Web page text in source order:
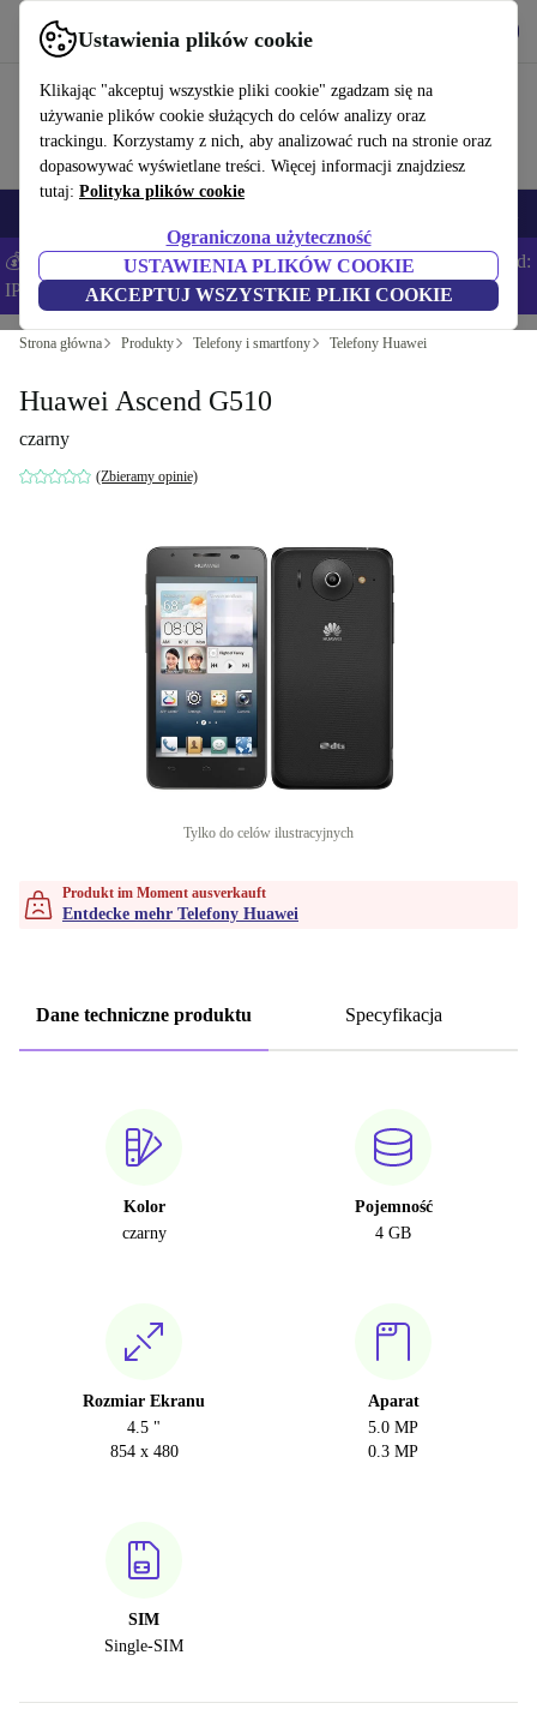
Ustawienia plików cookie
Klikając "akceptuj wszystkie pliki cookie" zgadzam się na
używanie plików cookie służących do celów analizy oraz
trackingu. Korzystamy z nich, aby analizować ruch na stronie oraz
dopasowywać wyświetlane treści. Więcej informacji znajdziesz
tutaj: Polityka plików cookie
Ograniczona użyteczność
USTAWIENIA PLIKÓW COOKIE
AKCEPTUJ WSZYSTKIE PLIKI COOKIE
Korzystaj z refurbed szybko i łatwo
💰Zaoszczędź DODATKOWE 5% na wszystkich iPhone’ach – Kod:
IPHONEDEAL –Regulamin
Strona główna Produkty Telefony i smartfony Telefony Huawei
Huawei Ascend G510
czarny
(Zbieramy opinie)
Tylko do celów ilustracyjnych
Produkt im Moment ausverkauft
Entdecke mehr Telefony Huawei
Dane techniczne produktu Specyfikacja
Kolor
czarny
Pojemność
4 GB
Rozmiar Ekranu
4.5 "
854 x 480
Aparat
5.0 MP
0.3 MP
SIM
Single-SIM